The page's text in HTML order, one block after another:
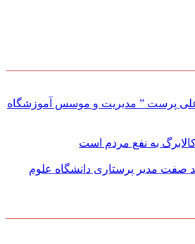
پرست ” مدیریت و موسس آموزشگاه
کالابرگ به نفع مردم است
صفت مدیر پرستاری دانشگاه علوم